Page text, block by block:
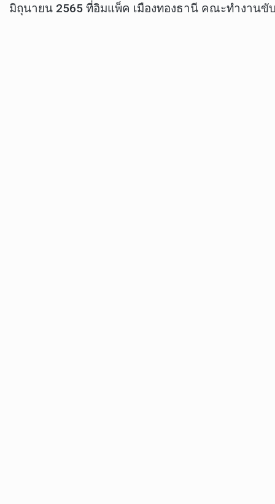
มิถุนายน 2565 ที่อิมแพ็ค เมืองทองธานี คณะทำงาน